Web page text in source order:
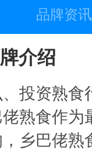
品牌资讯
介绍
投资熟食
熟食作为
乡巴佬熟